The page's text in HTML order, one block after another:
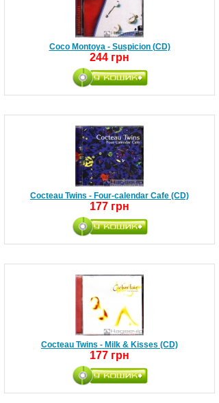
Coco Montoya - Suspicion (CD)
244 грн
Cocteau Twins - Four-calendar Cafe (CD)
177 грн
Cocteau Twins - Milk & Kisses (CD)
177 грн